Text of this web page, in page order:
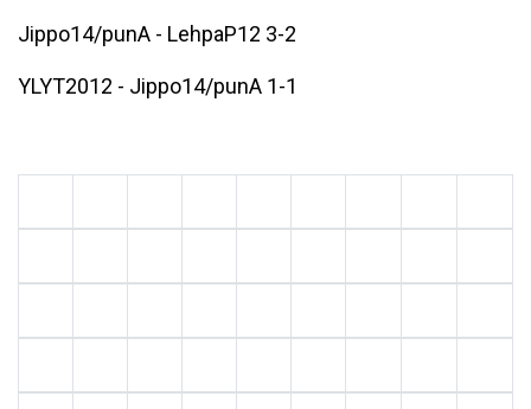
Jippo14/punA - LehpaP12 3-2
YLYT2012 - Jippo14/punA 1-1